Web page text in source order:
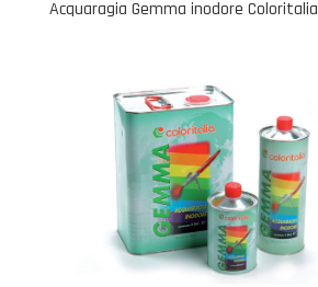
Acquaragia Gemma inodore Coloritalia